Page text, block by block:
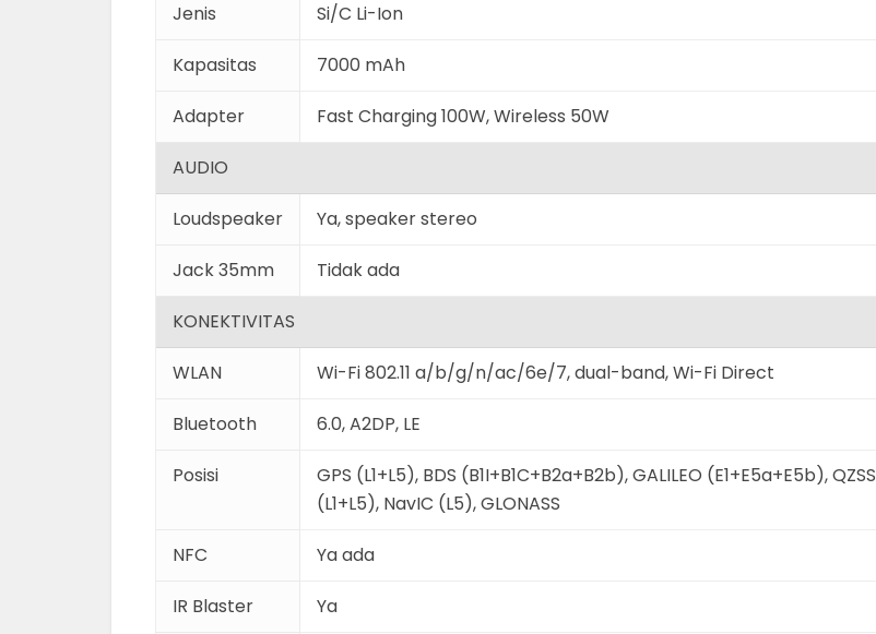
Jenis Si/C Li-Ion
Kapasitas 7000 mAh
Adapter Fast Charging 100W, Wireless 50W
AUDIO
Loudspeaker Ya, speaker stereo
Jack 35mm Tidak ada
KONEKTIVITAS
WLAN Wi-Fi 802.11 a/b/g/n/ac/6e/7, dual-band, Wi-Fi Direct
Bluetooth 6.0, A2DP, LE
Posisi
GPS (L1+L5), BDS (B1I+B1C+B2a+B2b), GALILEO (E1+E5a+E5b), QZSS
(L1+L5), NavIC (L5), GLONASS
NFC Ya ada
IR Blaster Ya